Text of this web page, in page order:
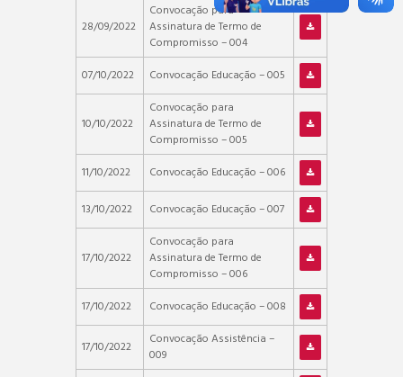
28/09/2022
Convocação para
Assinatura de Termo de
Compromisso – 004
07/10/2022
Convocação Educação – 005
10/10/2022
Convocação para
Assinatura de Termo de
Compromisso – 005
11/10/2022
Convocação Educação – 006
13/10/2022 Convocação Educação – 007
17/10/2022
Convocação para
Assinatura de Termo de
Compromisso – 006
17/10/2022
Convocação Educação – 008
17/10/2022
Convocação Assistência –
009